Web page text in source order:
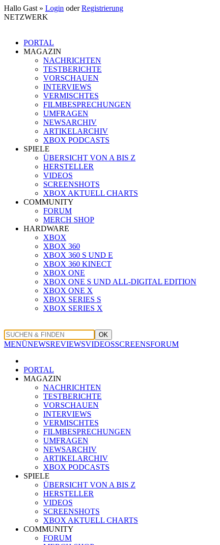
Hallo Gast » Login oderRegistrierung
NETZWERK
PORTAL
MAGAZIN
NACHRICHTEN
TESTBERICHTE
VORSCHAUEN
INTERVIEWS
VERMISCHTES
FILMBESPRECHUNGEN
UMFRAGEN
NEWSARCHIV
ARTIKELARCHIV
XBOX PODCASTS
SPIELE
ÜBERSICHT VON A BIS Z
HERSTELLER
VIDEOS
SCREENSHOTS
XBOX AKTUELL CHARTS
COMMUNITY
FORUM
MERCH SHOP
HARDWARE
XBOX
XBOX 360
XBOX 360 S UND E
XBOX 360 KINECT
XBOX ONE
XBOX ONE S UND ALL-DIGITAL EDITION
XBOX ONE X
XBOX SERIES S
XBOX SERIES X
OK
MENÜNEWSREVIEWSVIDEOSSCREENSFORUM
PORTAL
MAGAZIN
NACHRICHTEN
TESTBERICHTE
VORSCHAUEN
INTERVIEWS
VERMISCHTES
FILMBESPRECHUNGEN
UMFRAGEN
NEWSARCHIV
ARTIKELARCHIV
XBOX PODCASTS
SPIELE
ÜBERSICHT VON A BIS Z
HERSTELLER
VIDEOS
SCREENSHOTS
XBOX AKTUELL CHARTS
COMMUNITY
FORUM